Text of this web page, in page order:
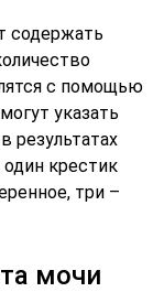
содержать
с помощью
указать
результатах
крестик
три –
мочи